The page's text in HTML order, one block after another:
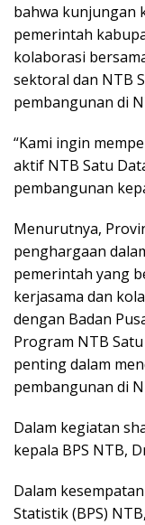
bahwa kunjungan
pemerintah
kolaborasi
sektoral dan NTB
pembangunan di
“Kami ingin
aktif NTB Satu
pembangunan
Menurutnya,
penghargaan
pemerintah yang
kerjasama dan
dengan Badan
Program NTB
penting dalam
pembangunan di
Dalam kegiatan
kepala BPS NTB,
Dalam
Statistik (BPS)